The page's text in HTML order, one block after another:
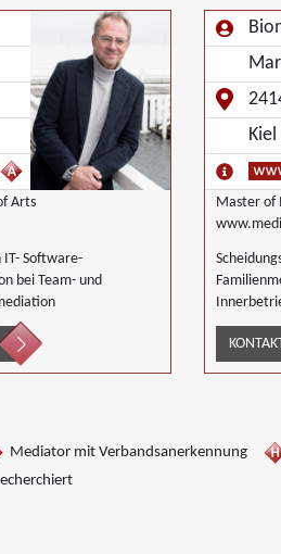
Arts
Software-
bei Team- und
Kiel
Master of
Mediator mit Verbandsanerkennung